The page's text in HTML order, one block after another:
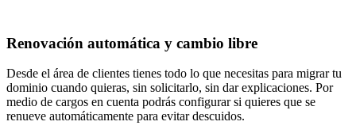
Renovación automática y cambio libre
Desde el área de clientes tienes todo lo que necesitas para migrar tu
dominio cuando quieras, sin solicitarlo, sin dar explicaciones. Por
medio de cargos en cuenta podrás configurar si quieres que se
renueve automáticamente para evitar descuidos.